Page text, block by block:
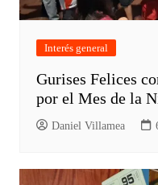
Interés general
Gurises Felices
por el Mes de la
Daniel Villamea